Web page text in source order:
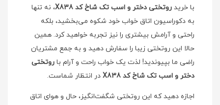
با خرید روتختی دختر و اسب تک شاخ کد X838
، نه تنها
به دکوراسیون اتاق خواب خود شکوه می‌بخشید، بلکه
راحتی و آرامش بیشتری را نیز تجربه خواهید کرد. همین
حالا این روتختی زیبا را سفارش دهید و به جمع مشتریان
راضی ما بپیوندید! لذت یک خواب راحت و آرام با روتختی
دختر و اسب تک شاخ کد X838
در انتظار شماست.
اجازه دهید که این روتختی شگفت‌انگیز، حال و هوای اتاق